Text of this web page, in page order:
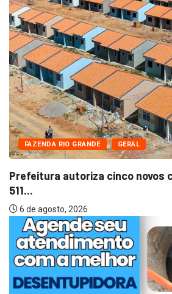
FAZENDA RIO GRANDE GERAL
Prefeitura autoriza cinco novos
511...
6 de agosto, 2026